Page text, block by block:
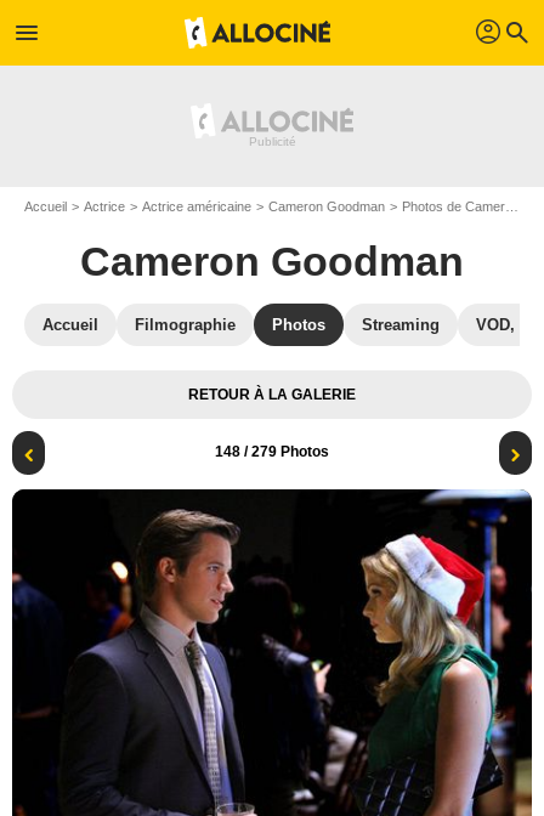
menu profil search
Accueil Actrice Actrice américaine Cameron Goodman Photos de Cameron Goodman
Cameron Goodman
Accueil Filmographie Photos Streaming VOD,
RETOUR À LA GALERIE
148 / 279 Photos